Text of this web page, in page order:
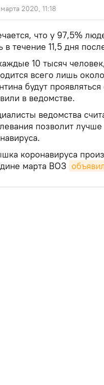
2020, 11:18
что у 97,5%
в течение 11,5 дня
10 тысяч
всего лишь
будут
в ведомстве.
ведомства
позволит
коронавируса
марта ВОЗ